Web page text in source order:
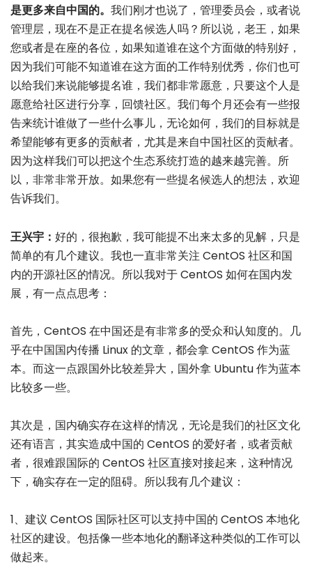
是更多来自中国的。 我们刚才也说了，管理委员会，或者说
管理层，现在不是正在提名候选人吗？所以说，老王，如果
您或者是在座的各位，如果知道谁在这个方面做的特别好，
因为我们可能不知道谁在这方面的工作特别优秀，你们也可
以给我们来说能够提名谁，我们都非常愿意，只要这个人是
愿意给社区进行分享，回馈社区。我们每个月还会有一些报
告来统计谁做了一些什么事儿，无论如何，我们的目标就是
希望能够有更多的贡献者，尤其是来自中国社区的贡献者。
因为这样我们可以把这个生态系统打造的越来越完善。所
以，非常非常开放。如果您有一些提名候选人的想法，欢迎
告诉我们。
王兴宇： 好的，很抱歉，我可能提不出来太多的见解，只是
简单的有几个建议。我也一直非常关注 CentOS 社区和国
内的开源社区的情况。所以我对于 CentOS 如何在国内发
展，有一点点思考：
首先，CentOS 在中国还是有非常多的受众和认知度的。几
乎在中国国内传播 Linux 的文章，都会拿 CentOS 作为蓝
本。而这一点跟国外比较差异大，国外拿 Ubuntu 作为蓝本
比较多一些。
其次是，国内确实存在这样的情况，无论是我们的社区文化
还有语言，其实造成中国的 CentOS 的爱好者，或者贡献
者，很难跟国际的 CentOS 社区直接对接起来，这种情况
下，确实存在一定的阻碍。所以我有几个建议：
1、建议 CentOS 国际社区可以支持中国的 CentOS 本地化
社区的建设。包括像一些本地化的翻译这种类似的工作可以
做起来。